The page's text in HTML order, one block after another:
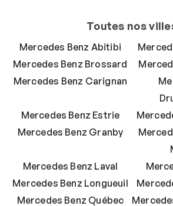
Toutes nos
Mercedes Benz Abitibi
Mercedes Benz Brossard
Mercedes Benz Carignan
Mercedes Benz Estrie
Mercedes Benz Granby
Mercedes Benz Laval
Mercedes Benz Longueuil
Mercedes Benz Québec